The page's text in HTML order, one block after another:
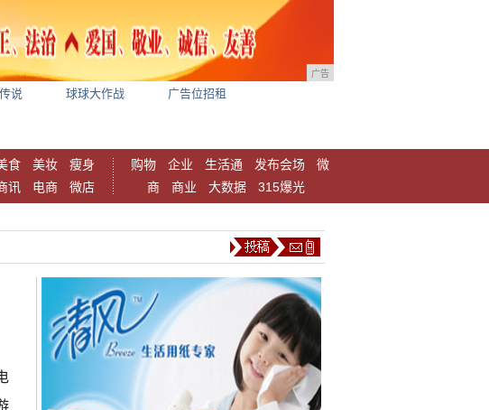
广告
说 球球大作战 广告位招租
食 美妆
瘦身
讯
电商 微店
购物 企业 生活通 发布会场
微
商
商业 大数据 315爆光